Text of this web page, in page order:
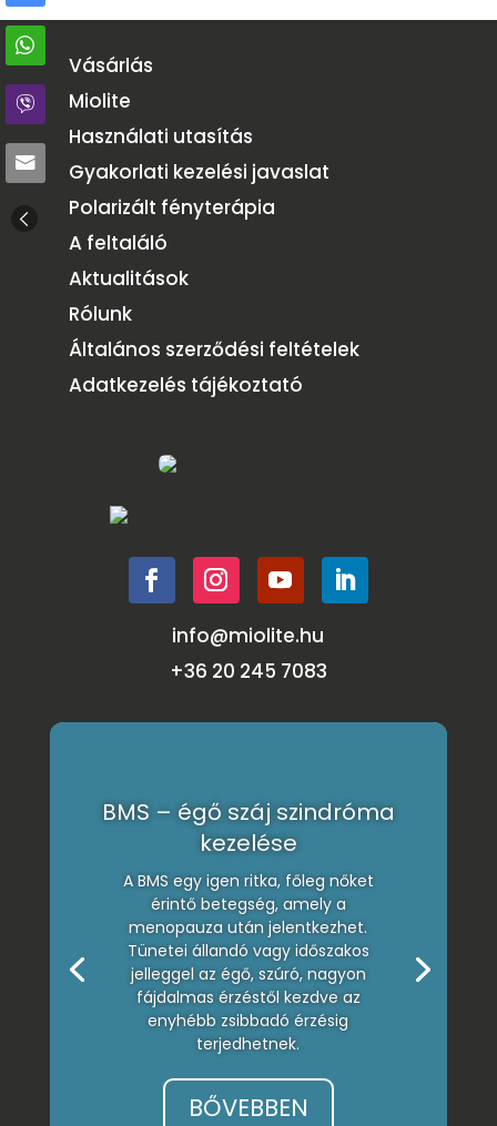
Vásárlás
Miolite
Használati utasítás
Gyakorlati kezelési javaslat
Polarizált fényterápia
A feltaláló
Aktualitások
Rólunk
Általános szerződési feltételek
Adatkezelés tájékoztató
info@miolite.hu
+36 20 245 7083
BMS – égő száj szindróma
kezelése
A BMS egy igen ritka, főleg nőket
érintő betegség, amely a
menopauza után jelentkezhet.
Tünetei állandó vagy időszakos
jelleggel az égő, szúró, nagyon
fájdalmas érzéstől kezdve az
enyhébb zsibbadó érzésig
terjedhetnek.
BŐVEBBEN